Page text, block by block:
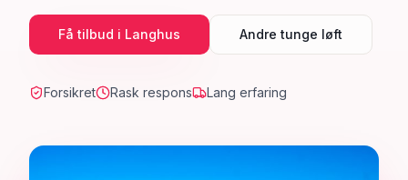
Få tilbud i Langhus Andre tunge løft
Forsikret Rask respons Lang erfaring